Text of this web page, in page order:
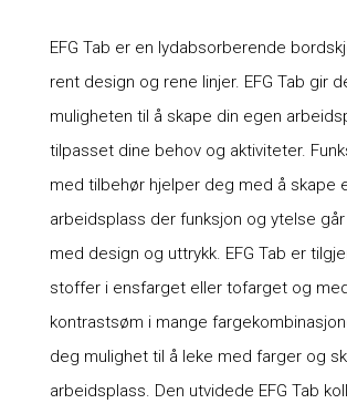
EFG Tab er en lydabsorberende
rent design og rene linjer. EFG Tab gir
muligheten til å skape din egen
tilpasset dine behov og aktiviteter.
med tilbehør hjelper deg med å skape
arbeidsplass der funksjon og ytelse går
med design og uttrykk. EFG Tab er
stoffer i ensfarget eller tofarget og
kontrastsøm i mange
deg mulighet til å leke med farger og
arbeidsplass. Den utvidede EFG Tab